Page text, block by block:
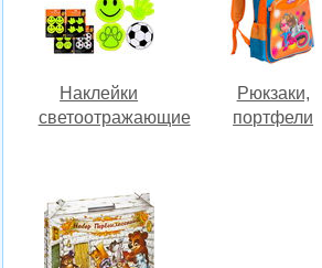
Наклейки
светоотражающие
Рюкзаки,
портфели